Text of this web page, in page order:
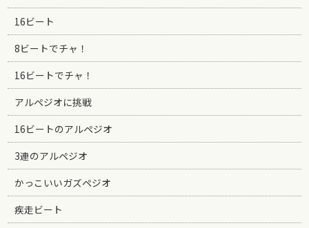
16ビート
8ビートでチャ！
16ビートでチャ！
アルペジオに挑戦
16ビートのアルペジオ
3連のアルペジオ
かっこいいガズペジオ
疾走ビート